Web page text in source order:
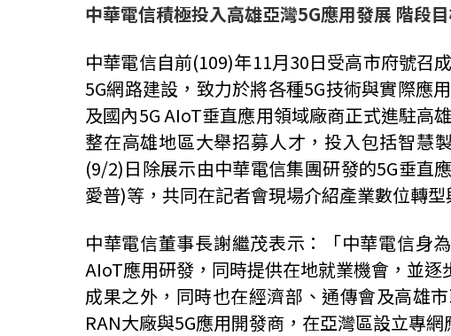
中華電信積極投入高雄亞灣5G應用發展 階段
中華電信自前(109)年11月30日受高市府號召
5G網路建設，致力於將各種5G技術與實際應
及國內5G AIoT垂直應用領域廠商正式進駐高
整在高雄地區大舉招募人才，投入包括智慧
(9/2)日除展示由中華電信集團研發的5G垂直
愛普)等，共同在記者會現場介紹產業數位轉型
中華電信董事長謝繼茂表示：「中華電信身
AIoT應用研發，同時提供在地就業機會，並
成果之外，同時也在經濟部、通傳會及高雄
RAN大廠與5G應用開發商，在亞灣區設立專